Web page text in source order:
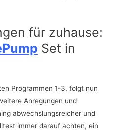
für zuhause:
Set in
Programmen 1-3, folgt nun
Anregungen und
abwechslungsreicher und
immer darauf achten, ein